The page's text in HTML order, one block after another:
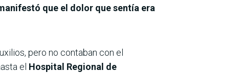
que el dolor que sentía era
pero no contaban con el
el Hospital Regional de